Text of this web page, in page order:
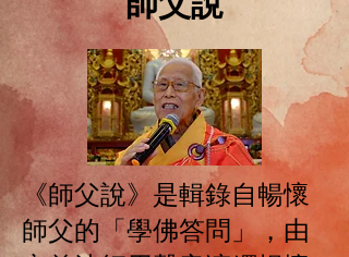
《師父說》是輯錄自暢懷
師父的「學佛答問」，由